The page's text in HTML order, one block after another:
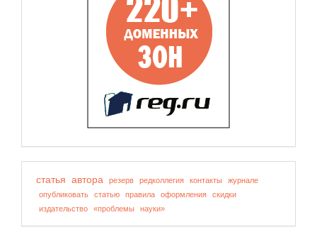
статья автора резерв редколлегия контакты
журнале
опубликовать
статью правила оформления
скидки
издательство
«проблемы науки»